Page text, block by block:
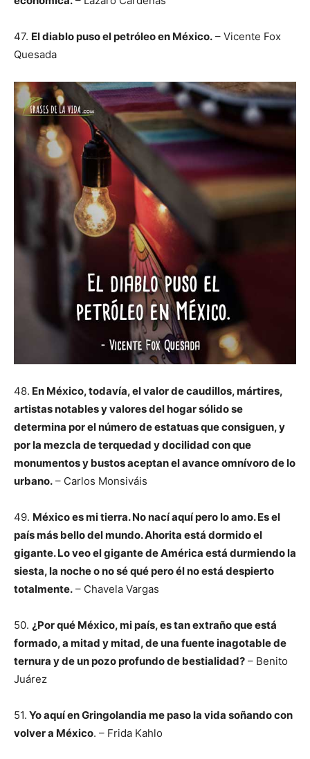
47. El diablo puso el petróleo en México. – Vicente Fox
Quesada
48. En México, todavía, el valor de caudillos, mártires,
artistas notables y valores del hogar sólido se
determina por el número de estatuas que consiguen, y
por la mezcla de terquedad y docilidad con que
monumentos y bustos aceptan el avance omnívoro de lo
urbano. – Carlos Monsiváis
49. México es mi tierra. No nací aquí pero lo amo. Es el
país más bello del mundo. Ahorita está dormido el
gigante. Lo veo el gigante de América está durmiendo la
siesta, la noche o no sé qué pero él no está despierto
totalmente. – Chavela Vargas
50. ¿Por qué México, mi país, es tan extraño que está
formado, a mitad y mitad, de una fuente inagotable de
ternura y de un pozo profundo de bestialidad? – Benito
Juárez
51. Yo aquí en Gringolandia me paso la vida soñando con
volver a México. – Frida Kahlo